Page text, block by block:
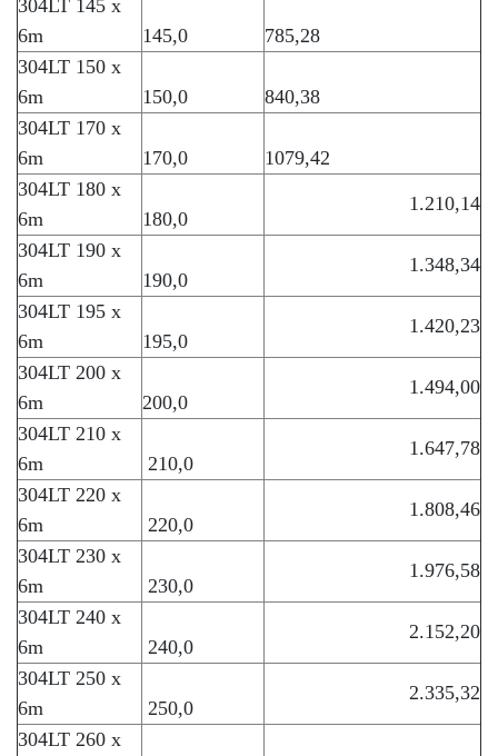
304LT 145 x
6m
145,0
785,28
304LT 150 x
6m
150,0
840,38
304LT 170 x
6m
170,0
1079,42
304LT 180 x
6m
180,0
1.210,14
304LT 190 x
6m
190,0
1.348,34
304LT 195 x
6m
195,0
1.420,23
304LT 200 x
6m
200,0
1.494,00
304LT 210 x
6m
210,0
1.647,78
304LT 220 x
6m
220,0
1.808,46
304LT 230 x
6m
230,0
1.976,58
304LT 240 x
6m
240,0
2.152,20
304LT 250 x
6m
250,0
2.335,32
304LT 260 x